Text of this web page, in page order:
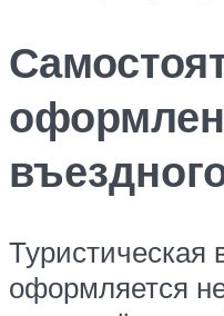
Туристическая
оформляется